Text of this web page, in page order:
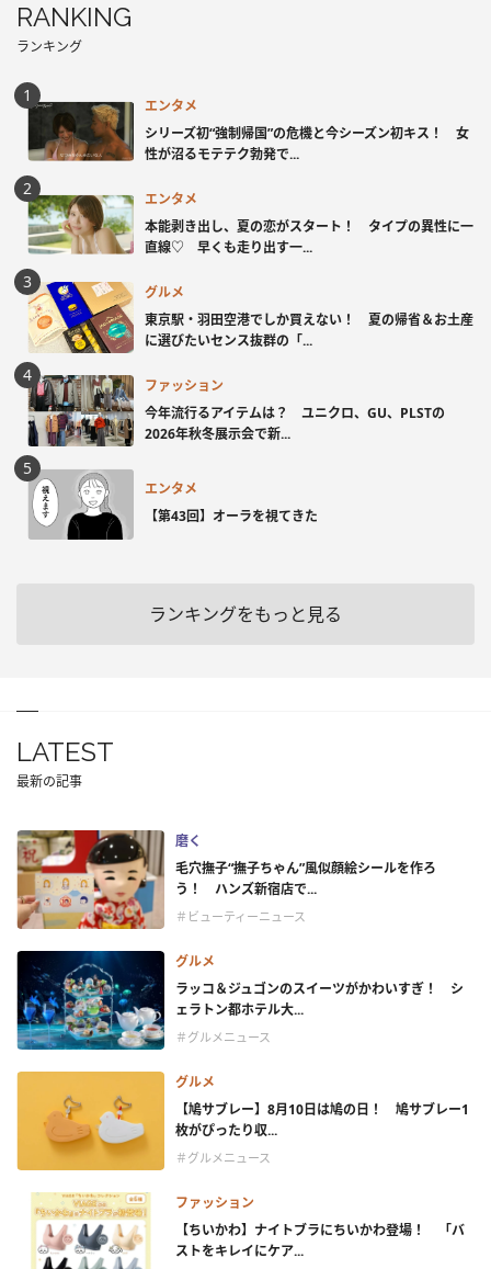
RANKING
ランキング
エンタメ
シリーズ初“強制帰国”の危機と今シーズン初キス！ 女
性が沼るモテテク勃発で...
エンタメ
本能剥き出し、夏の恋がスタート！ タイプの異性に一
直線♡ 早くも走り出す一...
グルメ
東京駅・羽田空港でしか買えない！ 夏の帰省＆お土産
に選びたいセンス抜群の「...
ファッション
今年流行るアイテムは？ ユニクロ、GU、PLSTの
2026年秋冬展示会で新...
エンタメ
【第43回】オーラを視てきた
ランキングをもっと見る
LATEST
最新の記事
磨く
毛穴撫子“撫子ちゃん”風似顔絵シールを作ろ
う！ ハンズ新宿店で...
＃ビューティーニュース
グルメ
ラッコ＆ジュゴンのスイーツがかわいすぎ！ シ
ェラトン都ホテル大...
＃グルメニュース
グルメ
【鳩サブレー】8月10日は鳩の日！ 鳩サブレー1
枚がぴったり収...
＃グルメニュース
ファッション
【ちいかわ】ナイトブラにちいかわ登場！ 「バ
ストをキレイにケア...